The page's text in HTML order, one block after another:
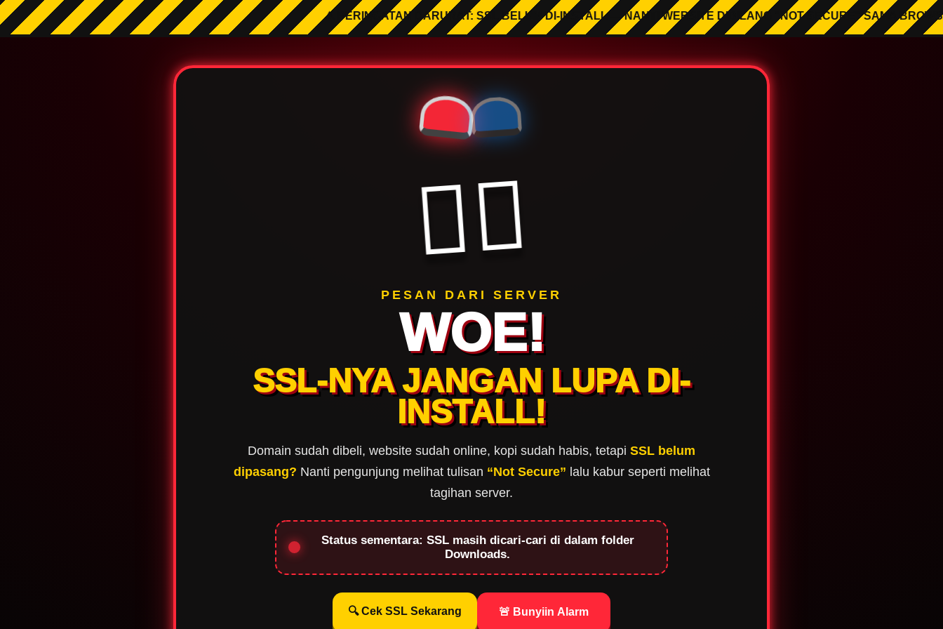
⚠️ PERINGATAN DARURAT: SSL BELUM DI-INSTALL — NANTI WEBSITE DIBILANG “NOT SECURE” SAMA BROWSER —
🤦‍♂️
PESAN DARI SERVER
WOE!
SSL-NYA JANGAN LUPA DI-
INSTALL!
Domain sudah dibeli, website sudah online, kopi sudah habis, tetapi SSL belum
dipasang? Nanti pengunjung melihat tulisan “Not Secure” lalu kabur seperti melihat
tagihan server.
Status sementara: SSL masih dicari-cari di dalam folder
Downloads.
🔍 Cek SSL Sekarang 🚨 Bunyiin Alarm